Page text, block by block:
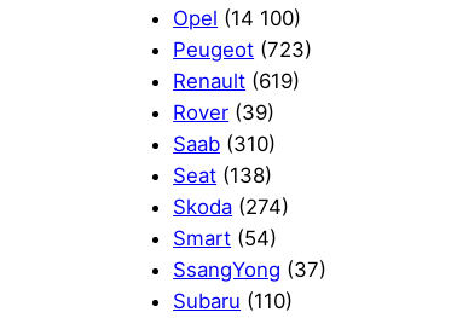
Opel (14 100)
Peugeot (723)
Renault (619)
Rover (39)
Saab (310)
Seat (138)
Skoda (274)
Smart (54)
SsangYong (37)
Subaru (110)